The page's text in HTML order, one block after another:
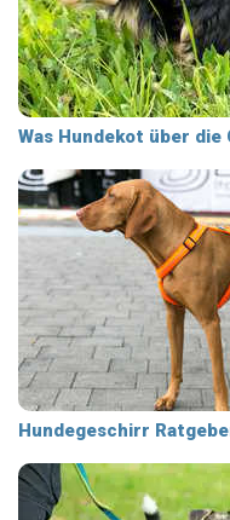
Was Hundekot über die
Hundegeschirr